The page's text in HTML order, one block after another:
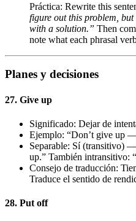
Práctica: Rewrite this
figure out this problem,
with a solution.” Then
note what each phrasal
Planes y decisiones
27. Give up
Significado: Dejar de
Ejemplo: “Don’t give up
Separable: Sí (transitivo)
up.” También intransitivo:
Consejo de traducción:
Traduce el sentido de
28. Put off